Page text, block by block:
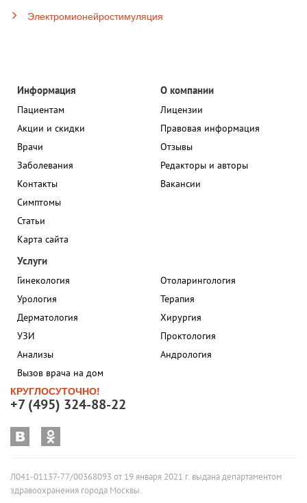
Электромионейростимуляция
Информация
Пациентам
Акции и скидки
Врачи
Заболевания
Контакты
Симптомы
Статьи
Карта сайта
О компании
Лицензии
Правовая информация
Отзывы
Редакторы и авторы
Вакансии
Услуги
Гинекология
Урология
Дерматология
УЗИ
Анализы
Вызов врача на дом
Отоларингология
Терапия
Хирургия
Проктология
Андрология
КРУГЛОСУТОЧНО!
+7 (495) 324-88-22
Л041-01137-77/00368093 от 19 января 2021 г. выдана департаментом
здравоохранения города Москвы.